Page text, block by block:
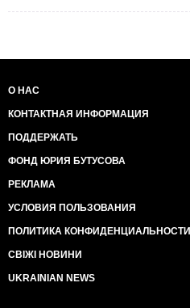
О НАС
КОНТАКТНАЯ ИНФОРМАЦИЯ
ПОДДЕРЖАТЬ
ФОНД ЮРИЯ БУТУСОВА
РЕКЛАМА
УСЛОВИЯ ПОЛЬЗОВАНИЯ
ПОЛИТИКА КОНФИДЕНЦИАЛЬНОСТИ
СВІЖІ НОВИНИ
UKRAINIAN NEWS